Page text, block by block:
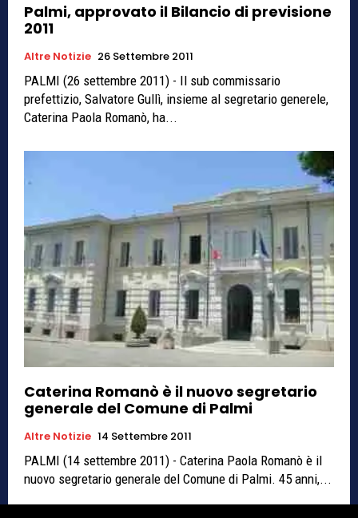
Palmi, approvato il Bilancio di previsione
2011
Altre Notizie 26 Settembre 2011
PALMI (26 settembre 2011) - Il sub commissario
prefettizio, Salvatore Gullì, insieme al segretario generele,
Caterina Paola Romanò, ha...
Caterina Romanò è il nuovo segretario
generale del Comune di Palmi
Altre Notizie 14 Settembre 2011
PALMI (14 settembre 2011) - Caterina Paola Romanò è il
nuovo segretario generale del Comune di Palmi. 45 anni,...